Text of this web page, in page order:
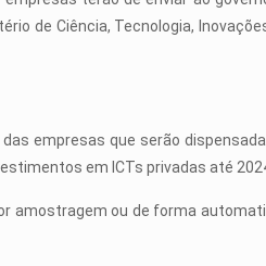
de Ciência, Tecnologia,
empresas que serão
em ICTs privadas até
ou de forma